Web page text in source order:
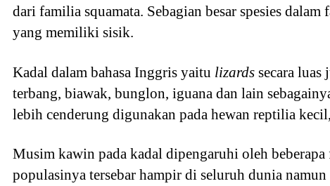
dari familia squamata. Sebagian besar spesies
yang memiliki sisik.
Kadal dalam bahasa Inggris yaitu lizards secara luas
terbang, biawak, bunglon, iguana dan lain
lebih cenderung digunakan pada hewan reptilia
Musim kawin pada kadal dipengaruhi oleh
populasinya tersebar hampir di seluruh dunia